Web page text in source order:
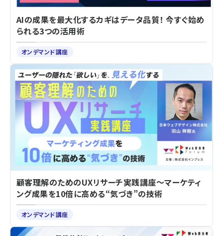
AIの成果を最大化するカギはデータ品質！ 今すぐ始め
られる3つの活用術
オンデマンド講座
顧客理解のためのUXリサーチ実践講座～マーケティ
ング成果を10倍に高める“気づき”の技術
オンデマンド講座